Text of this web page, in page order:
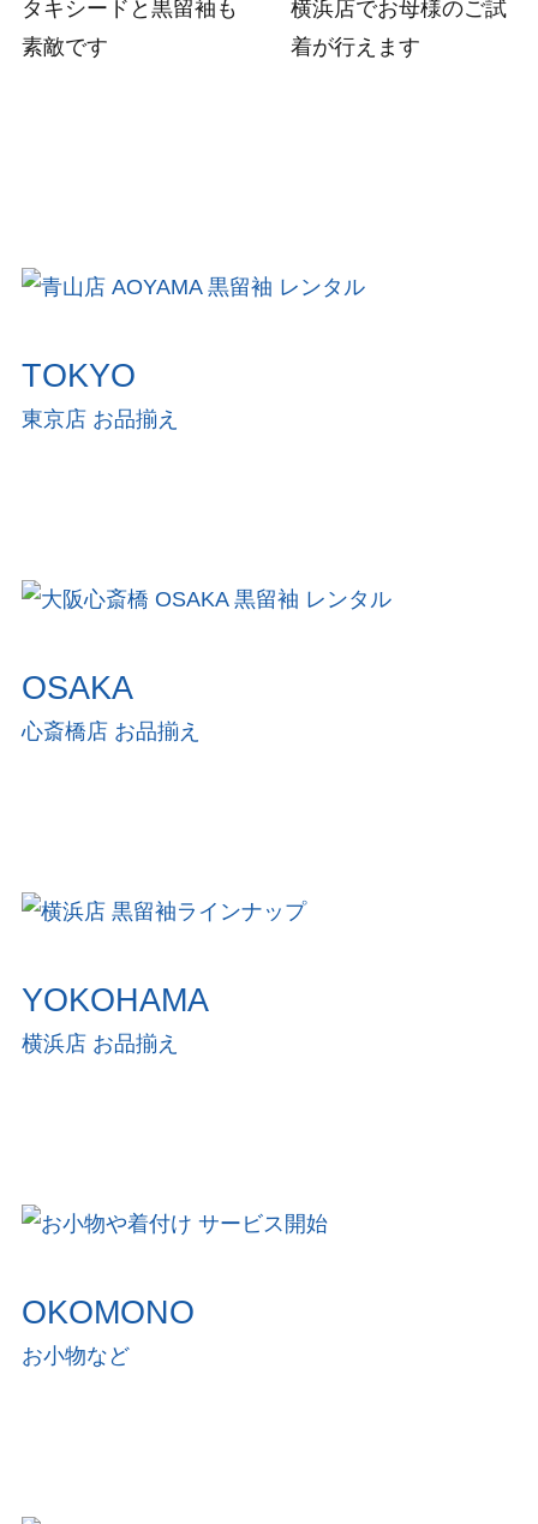
タキシードと黒留袖も
素敵です
横浜店でお母様のご試
着が行えます
TOKYO
東京店 お品揃え
OSAKA
心斎橋店 お品揃え
YOKOHAMA
横浜店 お品揃え
OKOMONO
お小物など